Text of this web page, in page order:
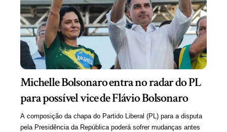
Michelle Bolsonaro entra no radar do PL
para possível vice de Flávio Bolsonaro
A composição da chapa do Partido Liberal (PL) para a disputa
pela Presidência da República poderá sofrer mudanças antes